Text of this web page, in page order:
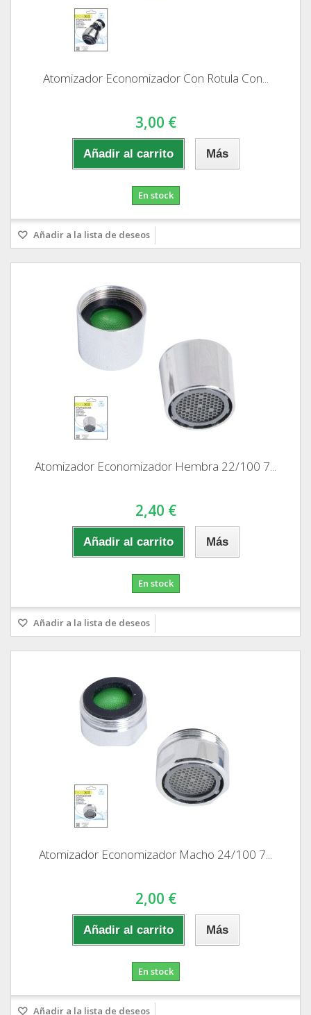
Atomizador Economizador Con Rotula Con...
3,00 €
Añadir al carrito Más
En stock
Añadir a la lista de deseos
Atomizador Economizador Hembra 22/100 7...
2,40 €
Añadir al carrito Más
En stock
Añadir a la lista de deseos
Atomizador Economizador Macho 24/100 7...
2,00 €
Añadir al carrito Más
En stock
Añadir a la lista de deseos